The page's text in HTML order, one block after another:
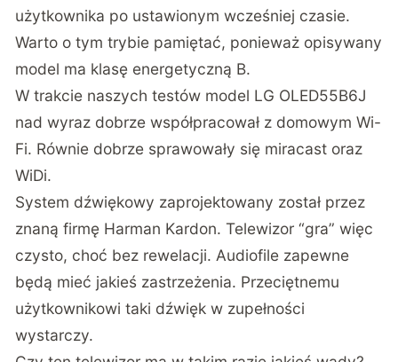
użytkownika po ustawionym wcześniej czasie.
Warto o tym trybie pamiętać, ponieważ opisywany
model ma klasę energetyczną B.
W trakcie naszych testów model LG OLED55B6J
nad wyraz dobrze współpracował z domowym Wi-
Fi. Równie dobrze sprawowały się miracast oraz
WiDi.
System dźwiękowy zaprojektowany został przez
znaną firmę Harman Kardon. Telewizor “gra” więc
czysto, choć bez rewelacji. Audiofile zapewne
będą mieć jakieś zastrzeżenia. Przeciętnemu
użytkownikowi taki dźwięk w zupełności
wystarczy.